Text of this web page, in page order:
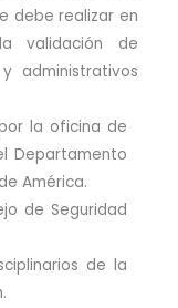
debe realizar en
validación de
administrativos
la oficina de
Departamento
América.
de Seguridad
de la